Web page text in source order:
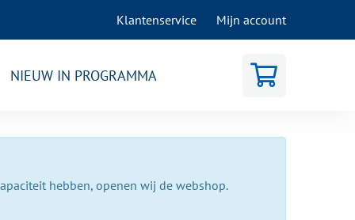
Klantenservice Mijn account
NIEUW IN PROGRAMMA
hebben, openen wij de webshop.